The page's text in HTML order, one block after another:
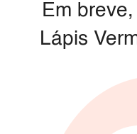
Em
Lápis